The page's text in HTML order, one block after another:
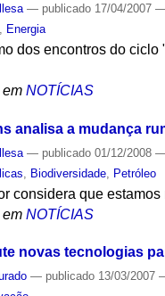
— publicado 17/04/2007
Energia
dos encontros do
NOTÍCIAS
analisa a mudança
— publicado 01/12/2008
Biodiversidade Petróleo
considera que
NOTÍCIAS
novas tecnologias
— publicado 13/03/2007